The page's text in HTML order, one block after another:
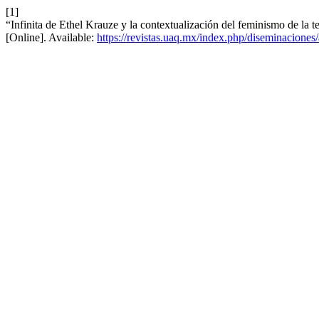
[1]
“Infinita de Ethel Krauze y la contextualización del feminismo de la
[Online]. Available: https://revistas.uaq.mx/index.php/